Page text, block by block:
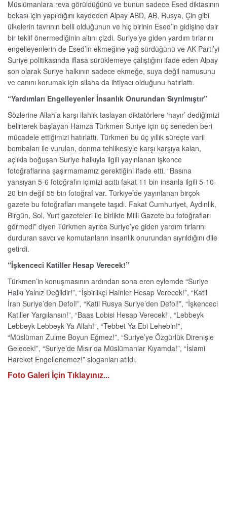
Müslümanlara reva görüldüğünü ve bunun sadece Esed diktasının
bekası için yapıldığını kaydeden Alpay ABD, AB, Rusya, Çin gibi
ülkelerin tavrının belli olduğunun ve hiç birinin Esed’in gidişine dair
bir teklif önermediğinin altını çizdi. Suriye’ye giden yardım tırlarını
engelleyenlerin de Esed’in ekmeğine yağ sürdüğünü ve AK Parti’yi
Suriye politikasında iflasa sürüklemeye çalıştığını ifade eden Alpay
son olarak Suriye halkının sadece ekmeğe, suya değil namusunu
ve canını korumak için silaha da ihtiyacı olduğunu hatırlattı.
“Yardımları Engelleyenler İnsanlık Onurundan Sıyrılmıştır”
Sözlerine Allah’a karşı ilahlık taslayan diktatörlere ‘hayır’ dediğimizi
belirterek başlayan Hamza Türkmen Suriye için üç seneden beri
mücadele ettiğimizi hatırlattı. Türkmen bu üç yıllık süreçte varil
bombaları ile vurulan, donma tehlikesiyle karşı karşıya kalan,
açlıkla boğuşan Suriye halkıyla ilgili yayınlanan işkence
fotoğraflarına şaşırmamamız gerektiğini ifade etti. “Basına
yansıyan 5-6 fotoğrafın içimizi acıttı fakat 11 bin insanla ilgili 5-10-
20 bin değil 55 bin fotoğraf var. Türkiye’de yayınlanan birçok
gazete bu fotoğrafları manşete taşıdı. Fakat Cumhuriyet, Aydınlık,
Birgün, Sol, Yurt gazeteleri ile birlikte Milli Gazete bu fotoğrafları
görmedi” diyen Türkmen ayrıca Suriye’ye giden yardım tırlarını
durduran savcı ve komutanların insanlık onurundan sıyrıldığını dile
getirdi.
“İşkenceci Katiller Hesap Verecek!”
Türkmen’in konuşmasının ardından sona eren eylemde “Suriye
Halkı Yalnız Değildir!”, “İşbirlikçi Hainler Hesap Verecek!”, “Katil
İran Suriye’den Defol!”, “Katil Rusya Suriye’den Defol!”, “İşkenceci
Katiller Yargılansın!”, “Baas Lobisi Hesap Verecek!”, “Lebbeyk
Lebbeyk Lebbeyk Ya Allah!”, “Tebbet Ya Ebi Lehebin!”,
“Müslüman Zulme Boyun Eğmez!”, “Suriye’ye Özgürlük Direnişle
Gelecek!”, “Suriye’de Mısır’da Müslümanlar Kıyamda!”, “İslami
Hareket Engellenemez!” sloganları atıldı.
Foto Galeri İçin Tıklayınız...